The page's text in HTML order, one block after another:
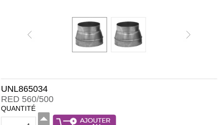
UNL865034
RED 560/500
QUANTITÉ